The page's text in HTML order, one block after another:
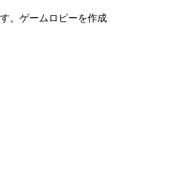
。ゲームロビーを作成